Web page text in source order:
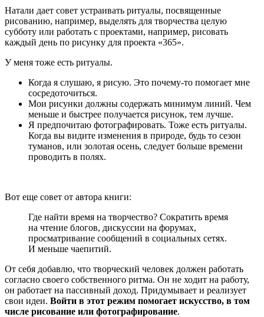
Натали дает совет устраивать ритуалы, посвященные
рисованию, например, выделять для творчества целую
субботу или работать с проектами, например, рисовать
каждый день по рисунку для проекта «365».
У меня тоже есть ритуалы.
Когда я слушаю, я рисую. Это почему-то помогает мне
сосредоточиться.
Мои рисунки должны содержать минимум линий. Чем
меньше и быстрее получается рисунок, тем лучше.
Я предпочитаю фотографировать. Тоже есть ритуалы.
Когда вы видите изменения в природе, будь то сезон
туманов, или золотая осень, следует больше времени
проводить в полях.
Вот еще совет от автора книги:
Где найти время на творчество? Сократить время
на чтение блогов, дискуссии на форумах,
просматривание сообщений в социальных сетях.
И меньше чаепитий.
От себя добавлю, что творческий человек должен работать
согласно своего собственного ритма. Он не ходит на работу,
он работает на пассивный доход. Придумывает и реализует
свои идеи. Войти в этот режим помогает искусство, в том
числе рисование или фотографирование.